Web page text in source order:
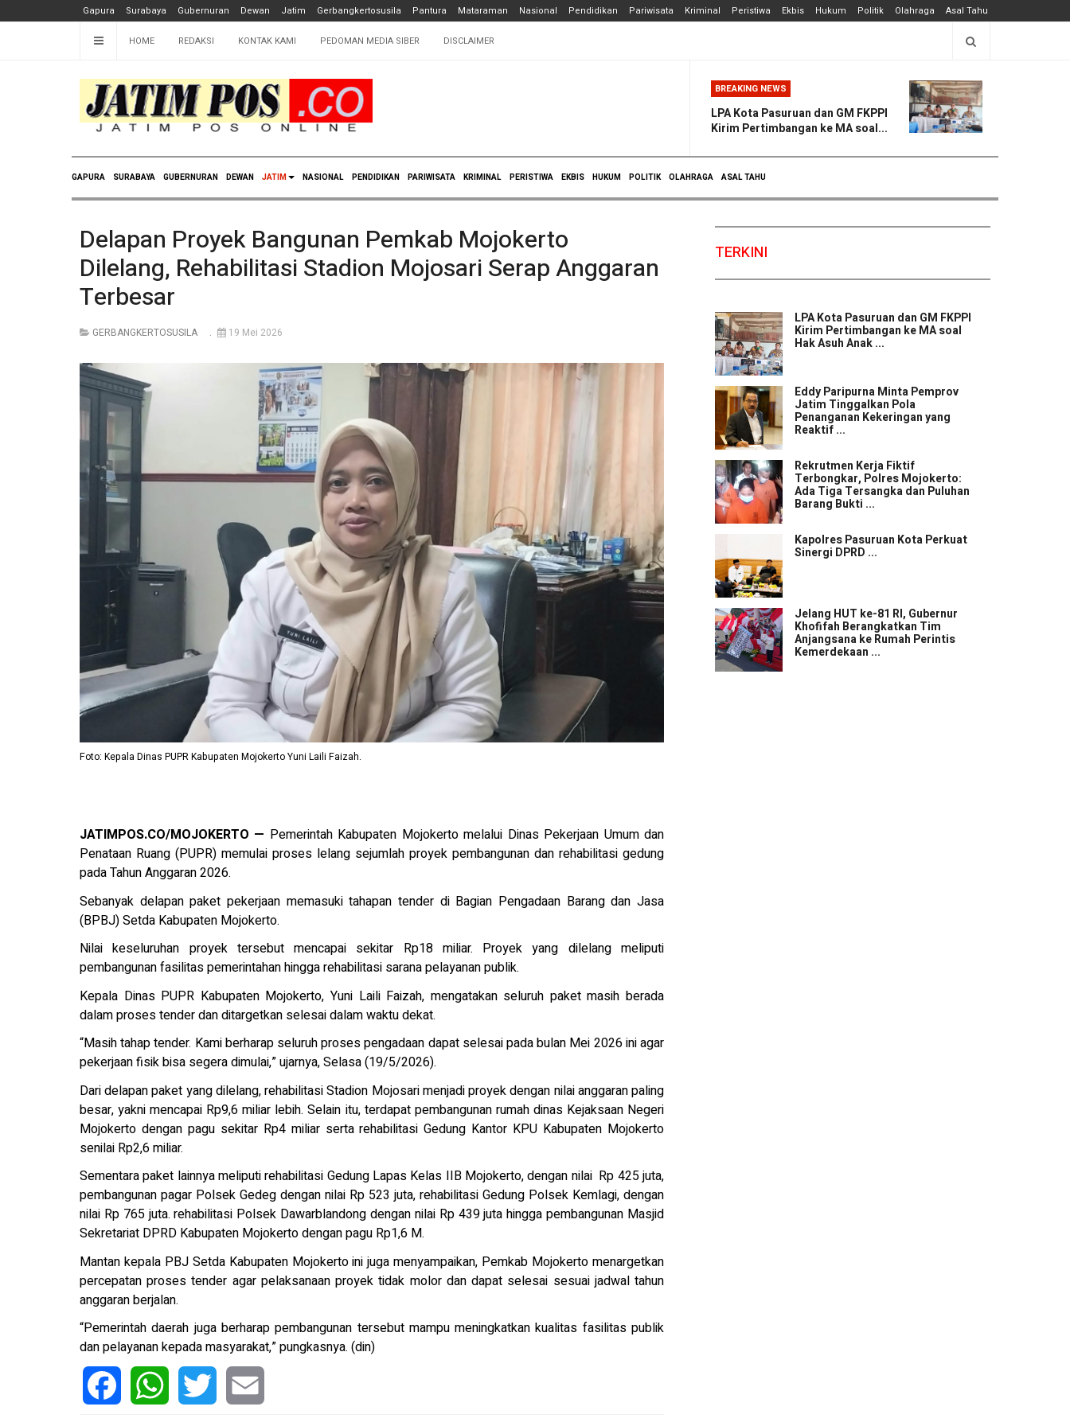
Gapura Surabaya Gubernuran Dewan Jatim Gerbangkertosusila Pantura Mataraman Nasional Pendidikan Pariwisata Kriminal Peristiwa Ekbis Hukum Politik Olahraga Asal Tahu
HOME REDAKSI KONTAK KAMI PEDOMAN MEDIA SIBER DISCLAIMER
BREAKING NEWS
LPA Kota Pasuruan dan GM FKPPI
Kirim Pertimbangan ke MA soal...
GAPURA SURABAYA GUBERNURAN DEWAN JATIM NASIONAL PENDIDIKAN PARIWISATA KRIMINAL PERISTIWA EKBIS HUKUM POLITIK OLAHRAGA ASAL TAHU
Delapan Proyek Bangunan Pemkab Mojokerto
Dilelang, Rehabilitasi Stadion Mojosari Serap Anggaran
Terbesar
GERBANGKERTOSUSILA 19 Mei 2026
Foto: Kepala Dinas PUPR Kabupaten Mojokerto Yuni Laili Faizah.
JATIMPOS.CO/MOJOKERTO — Pemerintah Kabupaten Mojokerto melalui Dinas Pekerjaan Umum dan
Penataan Ruang (PUPR) memulai proses lelang sejumlah proyek pembangunan dan rehabilitasi gedung
pada Tahun Anggaran 2026.
Sebanyak delapan paket pekerjaan memasuki tahapan tender di Bagian Pengadaan Barang dan Jasa
(BPBJ) Setda Kabupaten Mojokerto.
Nilai keseluruhan proyek tersebut mencapai sekitar Rp18 miliar. Proyek yang dilelang meliputi
pembangunan fasilitas pemerintahan hingga rehabilitasi sarana pelayanan publik.
Kepala Dinas PUPR Kabupaten Mojokerto, Yuni Laili Faizah, mengatakan seluruh paket masih berada
dalam proses tender dan ditargetkan selesai dalam waktu dekat.
“Masih tahap tender. Kami berharap seluruh proses pengadaan dapat selesai pada bulan Mei 2026 ini agar
pekerjaan fisik bisa segera dimulai,” ujarnya, Selasa (19/5/2026).
Dari delapan paket yang dilelang, rehabilitasi Stadion Mojosari menjadi proyek dengan nilai anggaran paling
besar, yakni mencapai Rp9,6 miliar lebih. Selain itu, terdapat pembangunan rumah dinas Kejaksaan Negeri
Mojokerto dengan pagu sekitar Rp4 miliar serta rehabilitasi Gedung Kantor KPU Kabupaten Mojokerto
senilai Rp2,6 miliar.
Sementara paket lainnya meliputi rehabilitasi Gedung Lapas Kelas IIB Mojokerto, dengan nilai Rp 425 juta,
pembangunan pagar Polsek Gedeg dengan nilai Rp 523 juta, rehabilitasi Gedung Polsek Kemlagi, dengan
nilai Rp 765 juta. rehabilitasi Polsek Dawarblandong dengan nilai Rp 439 juta hingga pembangunan Masjid
Sekretariat DPRD Kabupaten Mojokerto dengan pagu Rp1,6 M.
Mantan kepala PBJ Setda Kabupaten Mojokerto ini juga menyampaikan, Pemkab Mojokerto menargetkan
percepatan proses tender agar pelaksanaan proyek tidak molor dan dapat selesai sesuai jadwal tahun
anggaran berjalan.
“Pemerintah daerah juga berharap pembangunan tersebut mampu meningkatkan kualitas fasilitas publik
dan pelayanan kepada masyarakat,” pungkasnya. (din)
TERKINI
LPA Kota Pasuruan dan GM FKPPI
Kirim Pertimbangan ke MA soal
Hak Asuh Anak ...
Eddy Paripurna Minta Pemprov
Jatim Tinggalkan Pola
Penanganan Kekeringan yang
Reaktif ...
Rekrutmen Kerja Fiktif
Terbongkar, Polres Mojokerto:
Ada Tiga Tersangka dan Puluhan
Barang Bukti ...
Kapolres Pasuruan Kota Perkuat
Sinergi DPRD ...
Jelang HUT ke-81 RI, Gubernur
Khofifah Berangkatkan Tim
Anjangsana ke Rumah Perintis
Kemerdekaan ...